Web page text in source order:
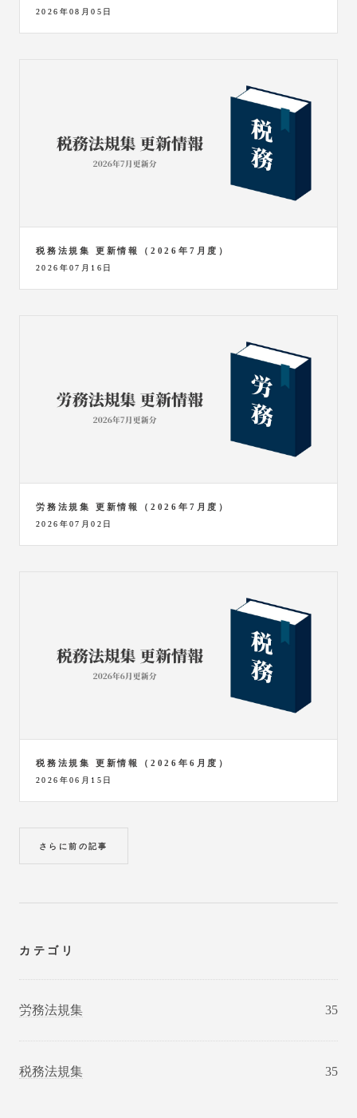
2026年08月05日
税務法規集 更新情報（2026年7月度）
2026年07月16日
労務法規集 更新情報（2026年7月度）
2026年07月02日
税務法規集 更新情報（2026年6月度）
2026年06月15日
さらに前の記事
カテゴリ
労務法規集 35
税務法規集 35